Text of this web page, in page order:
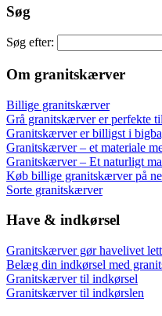
Søg
Søg efter:
Om granitskærver
Billige granitskærver
Grå granitskærver er perfekte
Granitskærver er billigst i
Granitskærver – et materiale
Granitskærver – Et naturligt
Køb billige granitskærver på
Sorte granitskærver
Have & indkørsel
Granitskærver gør havelivet
Belæg din indkørsel med
Granitskærver til indkørsel
Granitskærver til indkørslen